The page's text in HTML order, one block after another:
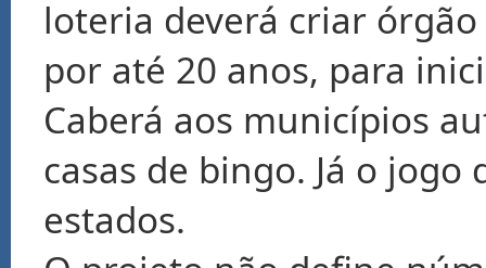
loteria deverá criar
por até 20 anos, para
Caberá aos municípios
casas de bingo. Já o
estados.